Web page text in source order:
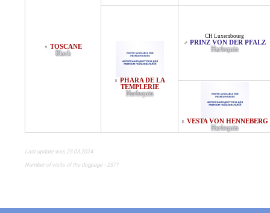
♀ TOSCANE
Black
♀ PHARA DE LA
TEMPLERIE
Harlequin
CH Luxembourg
♂ PRINZ VON DER PFALZ
Harlequin
♀ VESTA VON HENNEBERG
Harlequin
Last update was 23.03.2024
Number of visits of the dogpage - 2571